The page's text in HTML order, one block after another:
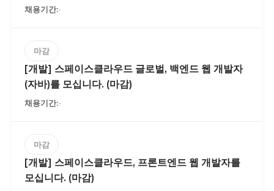
-
마감
[개발] 스페이스클라우드 글로벌, 백엔드 웹 개발자
(자바)를 모십니다. (마감)
-
마감
[개발] 스페이스클라우드, 프론트엔드 웹 개발자를
모십니다. (마감)